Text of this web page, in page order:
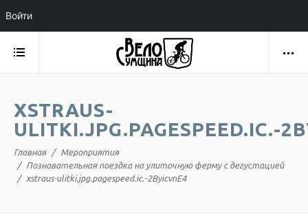
XSTRAUS-
ULITKI.JPG.PAGESPEED.IC.-
Главная
Мероприятия
Познавательная поездка на улиточную ферму с дегустацией
xstraus-ulitki.jpg.pagespeed.ic.-2ByicvnE4
Войти